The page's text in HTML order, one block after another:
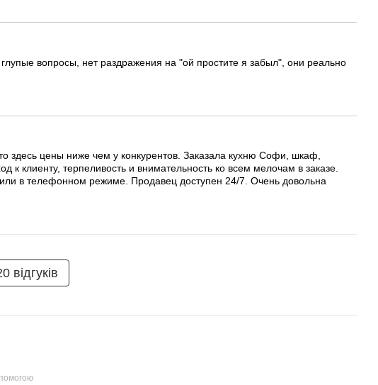
вопросы, нет раздражения на "ой простите я забыл", они реально
здесь цены ниже чем у конкурентов. Заказала кухню Софи, шкаф,
клиенту, терпеливость и внимательность ко всем мелочам в заказе.
в телефонном режиме. Продавец доступен 24/7. Очень довольна
відгуків